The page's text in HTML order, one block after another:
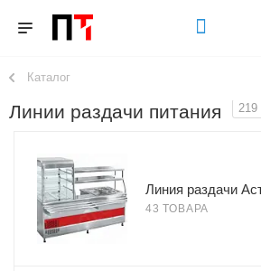
Каталог
Линии раздачи питания 219
Линия раздачи
43 ТОВАРА